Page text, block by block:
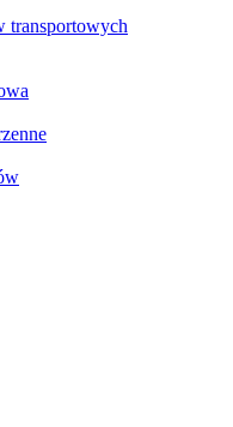
transportowych